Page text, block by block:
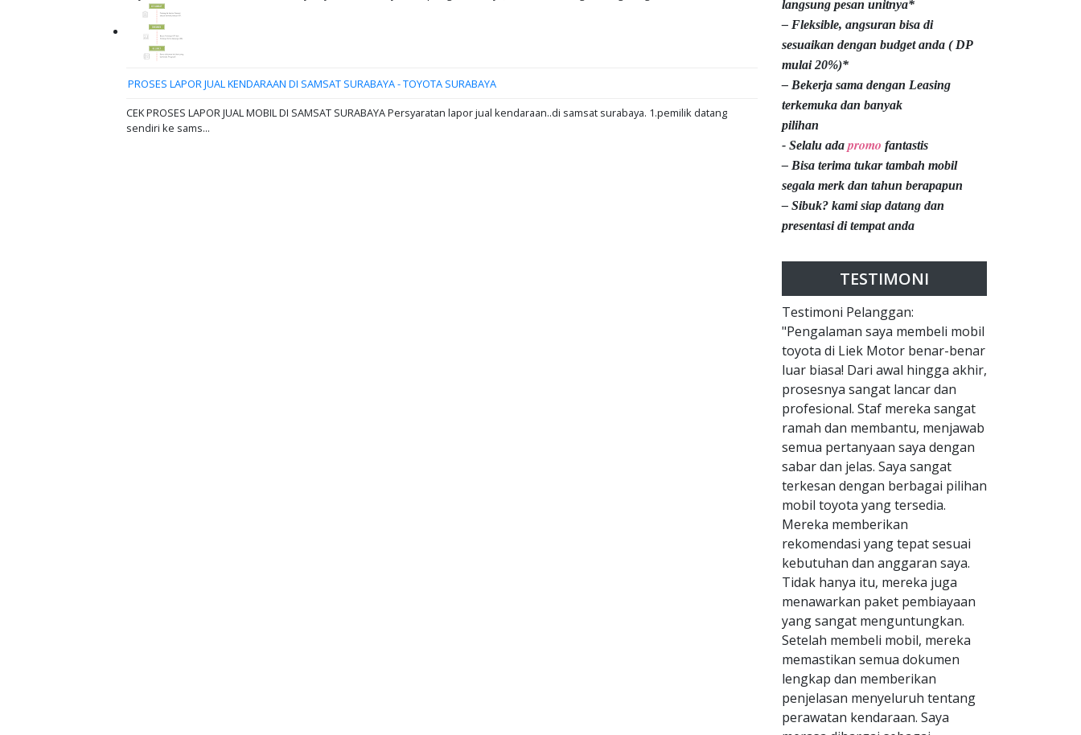
PROSES LAPOR JUAL KENDARAAN DI SAMSAT SURABAYA - TOYOTA SURABAYA
CEK PROSES LAPOR JUAL MOBIL DI SAMSAT SURABAYA Persyaratan lapor jual kendaraan..di samsat surabaya. 1.pemilik datang
sendiri ke sams...
langsung pesan unitnya*
– Fleksible, angsuran bisa di
sesuaikan dengan budget anda ( DP
mulai 20%)*
– Bekerja sama dengan Leasing
terkemuka dan banyak
pilihan
- Selalu ada promo fantastis
– Bisa terima tukar tambah mobil
segala merk dan tahun berapapun
– Sibuk? kami siap datang dan
presentasi di tempat anda
TESTIMONI
Testimoni Pelanggan:
"Pengalaman saya membeli mobil
toyota di Liek Motor benar-benar
luar biasa! Dari awal hingga akhir,
prosesnya sangat lancar dan
profesional. Staf mereka sangat
ramah dan membantu, menjawab
semua pertanyaan saya dengan
sabar dan jelas. Saya sangat
terkesan dengan berbagai pilihan
mobil toyota yang tersedia.
Mereka memberikan
rekomendasi yang tepat sesuai
kebutuhan dan anggaran saya.
Tidak hanya itu, mereka juga
menawarkan paket pembiayaan
yang sangat menguntungkan.
Setelah membeli mobil, mereka
memastikan semua dokumen
lengkap dan memberikan
penjelasan menyeluruh tentang
perawatan kendaraan. Saya